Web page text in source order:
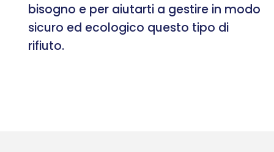
bisogno e per aiutarti a gestire in modo
sicuro ed ecologico questo tipo di
rifiuto.